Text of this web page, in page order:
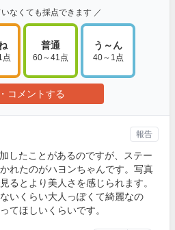
なくても採点できます ／
点
普通
60～41点
う～ん
40～1点
コメントする
したことがあるのですが、ステー
れたのがハヨンちゃんです。写真
るとより美人さを感じられます。
いくらい大人っぽくて綺麗なの
てほしいくらいです。
報告